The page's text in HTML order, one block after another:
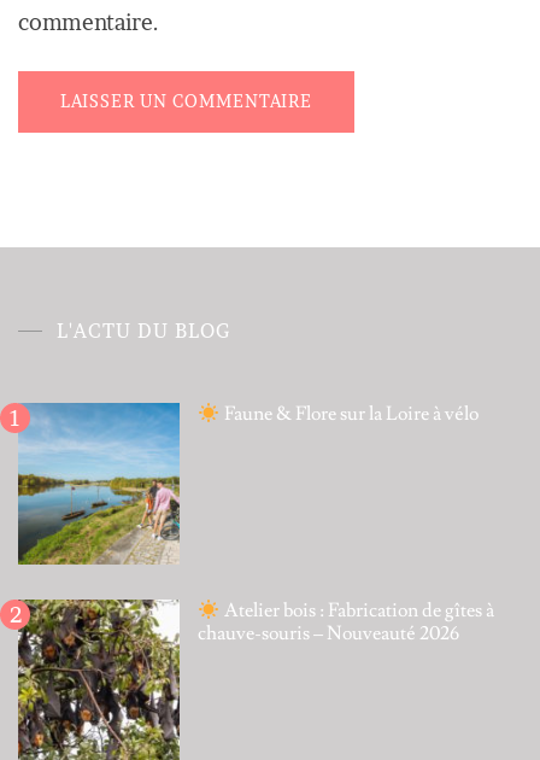
commentaire.
L'ACTU DU BLOG
Faune & Flore sur la Loire à vélo
Atelier bois : Fabrication de gîtes à
chauve-souris – Nouveauté 2026